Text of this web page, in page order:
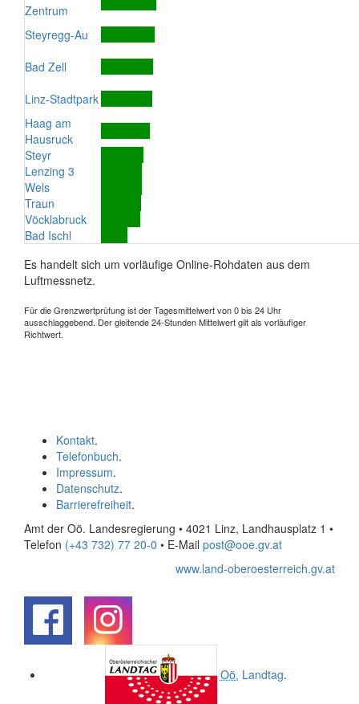
Zentrum
Steyregg-Au
Bad Zell
Linz-Stadtpark
Haag am
Hausruck
Steyr
Lenzing 3
Wels
Traun
Vöcklabruck
Bad Ischl
Es handelt sich um vorläufige Online-Rohdaten aus dem
Luftmessnetz.
Für die Grenzwertprüfung ist der Tagesmittelwert von 0 bis 24 Uhr
ausschlaggebend. Der gleitende 24-Stunden Mittelwert gilt als vorläufiger
Richtwert.
Kontakt.
Telefonbuch.
Impressum.
Datenschutz.
Barrierefreiheit.
Amt der Oö. Landesregierung • 4021 Linz, Landhausplatz 1 •
Telefon (+43 732) 77 20-0 • E-Mail post@ooe.gv.at
www.land-oberoesterreich.gv.at
Oö. Landtag.